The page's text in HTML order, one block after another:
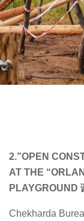
2.”OPEN
AT THE
PLAYGROUND
Chekharda